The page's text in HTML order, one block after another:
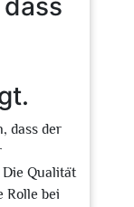
dass der
Qualität
Rolle bei